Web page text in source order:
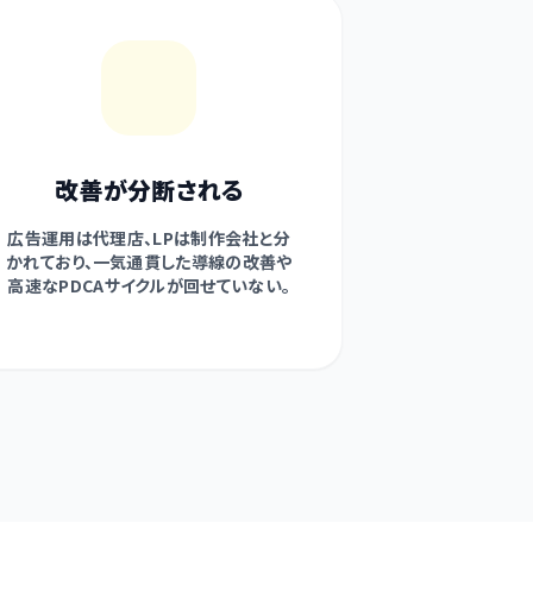
改善が分断される
広告運用は代理店、LPは制作会社と分
かれており、一気通貫した導線の改善や
高速なPDCAサイクルが回せていない。